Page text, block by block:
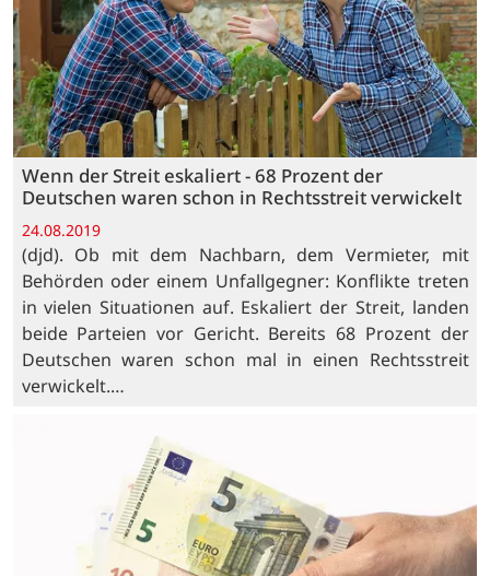
Wenn der Streit eskaliert - 68 Prozent der
Deutschen waren schon in Rechtsstreit verwickelt
24.08.2019
(djd). Ob mit dem Nachbarn, dem Vermieter, mit
Behörden oder einem Unfallgegner: Konflikte treten
in vielen Situationen auf. Eskaliert der Streit, landen
beide Parteien vor Gericht. Bereits 68 Prozent der
Deutschen waren schon mal in einen Rechtsstreit
verwickelt.…